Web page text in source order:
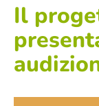
Il